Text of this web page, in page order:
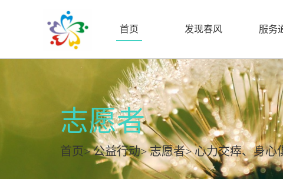
首页 发现春风 服务
志愿者
首页>公益行动>志愿者> 心力交瘁、身